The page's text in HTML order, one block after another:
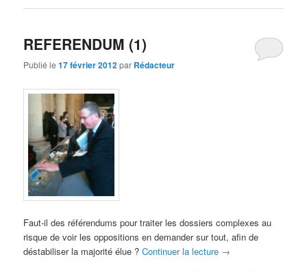
REFERENDUM (1)
Publié le17 février 2012par Rédacteur
Faut-il des référendums pour traiter les dossiers complexes au
risque de voir les oppositions en demander sur tout, afin de
déstabiliser la majorité élue ?Continuer la lecture →